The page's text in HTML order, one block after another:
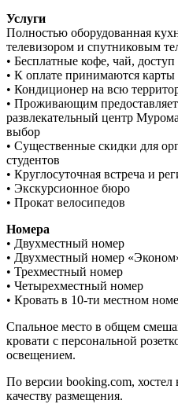
Услуги
Полностью оборудованная
телевизором и спутниковым
• Бесплатные кофе, чай,
• К оплате принимаются
• Кондиционер на всю
• Проживающим
развлекательный центр
выбор
• Существенные скидки для
студентов
• Круглосуточная встреча и
• Экскурсионное бюро
• Прокат велосипедов
Номера
• Двухместный номер
• Двухместный номер
• Трехместный номер
• Четырехместный номер
• Кровать в 10-ти местном
Спальное место в общем
кровати с персональной
освещением.
По версии booking.com, хостел
качеству размещения.